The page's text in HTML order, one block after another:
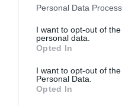
Personal Data
I want to opt-out of
personal data.
Opted In
I want to opt-out of
Personal Data.
Opted In